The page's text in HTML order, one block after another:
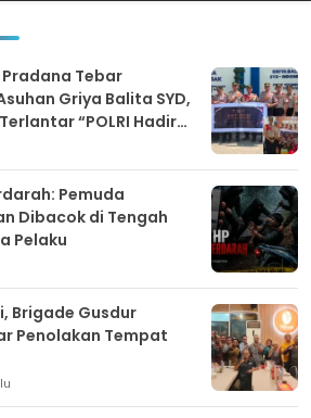
Tebar
Griya Balita SYD,
“POLRI Hadir
Pemuda
Dibacok di Tengah
Pelaku
Brigade Gusdur
Penolakan Tempat